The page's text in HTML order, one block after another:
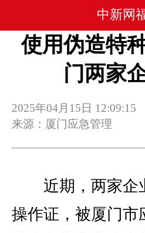
中新网
使用伪造特
门两家
2025年04月15日 12:09:15
来源：厦门应急管理
近期，两家企
操作证，被厦门市